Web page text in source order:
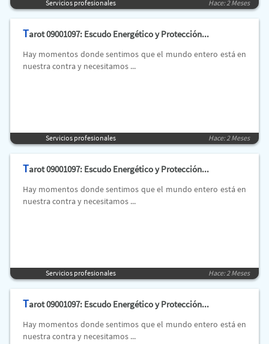
Servicios profesionales Hace: 2 Meses
Tarot 09001097: Escudo Energético y Protección...
Hay momentos donde sentimos que el mundo entero está en
nuestra contra y necesitamos ...
Servicios profesionales Hace: 2 Meses
Tarot 09001097: Escudo Energético y Protección...
Hay momentos donde sentimos que el mundo entero está en
nuestra contra y necesitamos ...
Servicios profesionales Hace: 2 Meses
Tarot 09001097: Escudo Energético y Protección...
Hay momentos donde sentimos que el mundo entero está en
nuestra contra y necesitamos ...